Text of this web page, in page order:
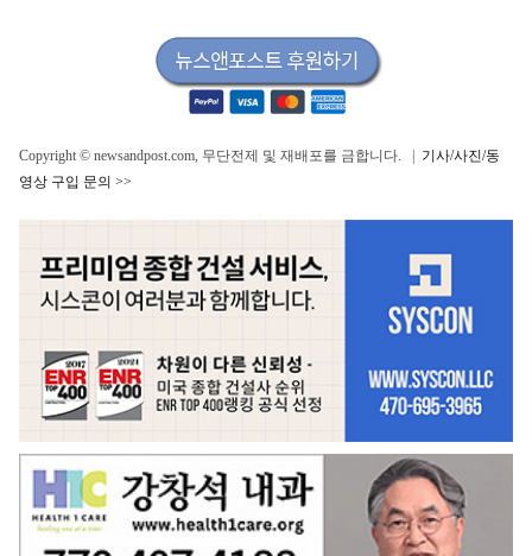
Copyright © newsandpost.com, 무단전제 및 재배포를 금합니다. | 기사/사진/동
영상 구입 문의 >>